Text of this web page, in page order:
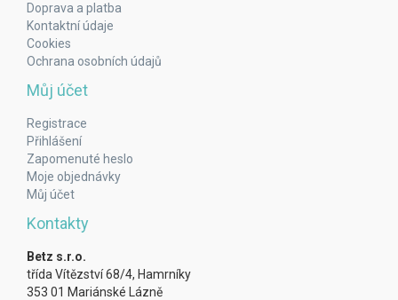
Doprava a platba
Kontaktní údaje
Cookies
Ochrana osobních údajů
Můj účet
Registrace
Přihlášení
Zapomenuté heslo
Moje objednávky
Můj účet
Kontakty
Betz s.r.o.
třída Vítězství 68/4, Hamrníky
353 01 Mariánské Lázně